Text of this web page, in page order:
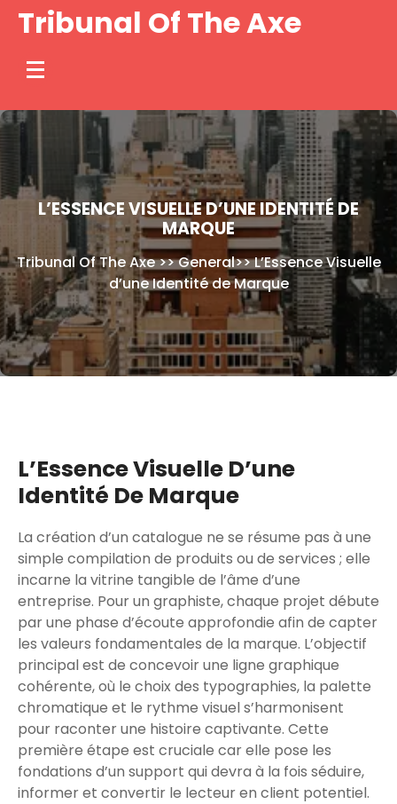
SkipTribunal Of The Axe
L’ESSENCE VISUELLE D’UNE IDENTITÉ DE
MARQUE
Tribunal Of The Axe>>General>>L’Essence Visuelle
d’une Identité de Marque
L’Essence Visuelle D’une
Identité De Marque
La création d’un catalogue ne se résume pas à une
simple compilation de produits ou de services ; elle
incarne la vitrine tangible de l’âme d’une
entreprise. Pour un graphiste, chaque projet débute
par une phase d’écoute approfondie afin de capter
les valeurs fondamentales de la marque. L’objectif
principal est de concevoir une ligne graphique
cohérente, où le choix des typographies, la palette
chromatique et le rythme visuel s’harmonisent
pour raconter une histoire captivante. Cette
première étape est cruciale car elle pose les
fondations d’un support qui devra à la fois séduire,
informer et convertir le lecteur en client potentiel.